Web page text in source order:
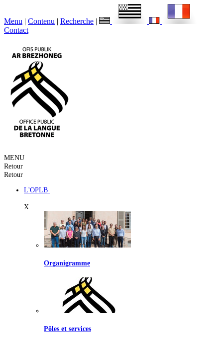
Menu | Contenu | Recherche |
Contact
MENU
Retour
Retour
L'OPLB
X
Organigramme
Pôles et services